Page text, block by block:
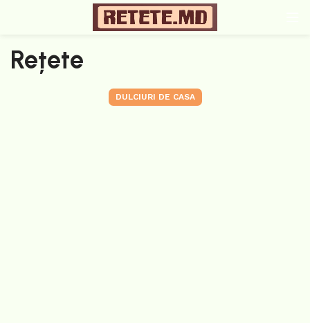
Rețete
DULCIURI DE CASA